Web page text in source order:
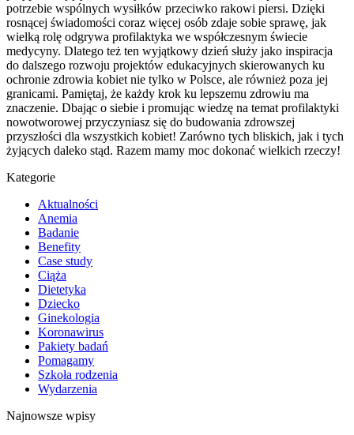
potrzebie wspólnych wysiłków przeciwko rakowi piersi. Dzięki
rosnącej świadomości coraz więcej osób zdaje sobie sprawę, jak
wielką rolę odgrywa profilaktyka we współczesnym świecie
medycyny. Dlatego też ten wyjątkowy dzień służy jako inspiracja
do dalszego rozwoju projektów edukacyjnych skierowanych ku
ochronie zdrowia kobiet nie tylko w Polsce, ale również poza jej
granicami. Pamiętaj, że każdy krok ku lepszemu zdrowiu ma
znaczenie. Dbając o siebie i promując wiedzę na temat profilaktyki
nowotworowej przyczyniasz się do budowania zdrowszej
przyszłości dla wszystkich kobiet! Zarówno tych bliskich, jak i tych
żyjących daleko stąd. Razem mamy moc dokonać wielkich rzeczy!
Kategorie
Aktualności
Anemia
Badanie
Benefity
Case study
Ciąża
Dietetyka
Dziecko
Ginekologia
Koronawirus
Pakiety badań
Pomagamy
Szkoła rodzenia
Wydarzenia
Najnowsze wpisy